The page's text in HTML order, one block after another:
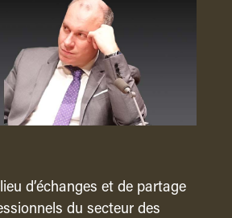
d’échanges et de partage
du secteur des